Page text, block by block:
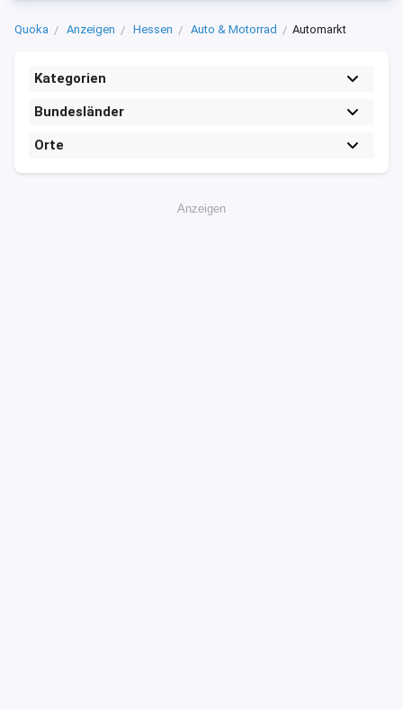
Quoka Anzeigen Hessen Auto & Motorrad Automarkt
Kategorien
Bundesländer
Orte
Anzeigen